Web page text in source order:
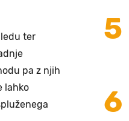
ter
pa z njih
lahko
5
6